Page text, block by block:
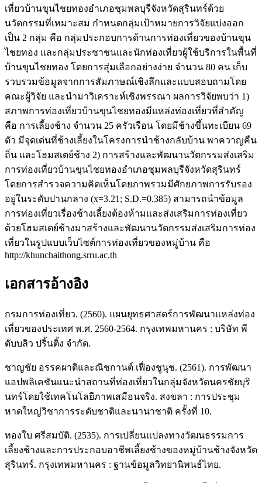
เที่ยวบ้านขุนไชยทองอำเภอชุมพลบุรีจังหวัดสุรินทร์ด้วย
นวัตกรรมที่เหมาะสม กำหนดกลุ่มเป้าหมายการวิจัยแบ่งออก
เป็น 2 กลุ่ม คือ กลุ่มประกอบการด้านการท่องเที่ยวของบ้านขุน
ไชยทอง และกลุ่มประชาชนและนักท่องเที่ยวผู้ใช้บริการในพื้นที่
บ้านขุนไชยทอง โดยการสุ่มเลือกอย่างง่าย จำนวน 80 คน เก็บ
รวบรวมข้อมูลจากการสัมภาษณ์เชิงลึกและแบบสอบถามโดย
คณะผู้วิจัย และนำมาวิเคราะห์เชิงพรรณา ผลการวิจัยพบว่า 1)
สภาพการท่องเที่ยวบ้านขุนไชยทองมีแหล่งท่องเที่ยวที่สำคัญ
คือ การเลี้ยงช้าง จำนวน 25 ครัวเรือน โดยมีช้างขึ้นทะเบียน 69
ตัว มีจุดเด่นที่ช้างเลี้ยงในโครงการนำช้างกลับบ้าน พาควาญคืน
ถิ่น และโฮมสเตย์ช้าง 2) การสร้างและพัฒนานวัตกรรมส่งเสริม
การท่องเที่ยวบ้านขุนไชยทองอำเภอชุมพลบุรีจังหวัดสุรินทร์
โดยการสำรวจความคิดเห็นโดยภาพรวมมีศักยภาพการรับรอง
อยู่ในระดับปานกลาง (x=3.21; S.D.=0.385) สามารถนำข้อมูล
การท่องเที่ยวเรื่องช้างเลี้ยงต้องห้ามและส่งเสริมการท่องเที่ยว
ด้วยโฮมสเตย์ช้างมาสร้างและพัฒนานวัตกรรมส่งเสริมการท่อง
เที่ยวในรูปแบบเว็บไซต์การท่องเที่ยวของหมู่บ้าน คือ
http://khunchaithong.srru.ac.th
เอกสารอ้างอิง
กรมการท่องเที่ยว. (2560). แผนยุทธศาสตร์การพัฒนาแหล่งท่อง
เที่ยวของประเทศ พ.ศ. 2560-2564. กรุงเทพมหานคร : บริษัท พี
ดับบลิว ปริ้นติ้ง จำกัด.
ชาญชัย อรรคผาติและณิชกานต์ เฟื่องชูนุช. (2561). การพัฒนา
แอปพลิเคชันแนะนำสถานที่ท่องเที่ยวในกลุ่มจังหวัดนครชัยบุริ
นทร์โดยใช้เทคโนโลยีภาพเสมือนจริง. สงขลา : การประชุม
หาดใหญ่วิชาการระดับชาติและนานาชาติ ครั้งที่ 10.
ทองใบ ศรีสมบัติ. (2535). การเปลี่ยนแปลงทางวัฒนธรรมการ
เลี้ยงช้างและการประกอบอาชีพเลี้ยงช้างของหมู่บ้านช้างจังหวัด
สุรินทร์. กรุงเทพมหานคร : ฐานข้อมูลวิทยานิพนธ์ไทย.